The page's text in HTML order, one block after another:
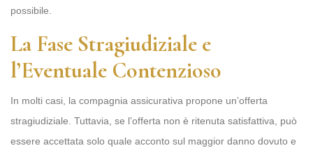
possibile.
La Fase Stragiudiziale e
l’Eventuale Contenzioso
In molti casi, la compagnia assicurativa propone un’offerta
stragiudiziale. Tuttavia, se l’offerta non è ritenuta satisfattiva, può
essere accettata solo quale acconto sul maggior danno dovuto e